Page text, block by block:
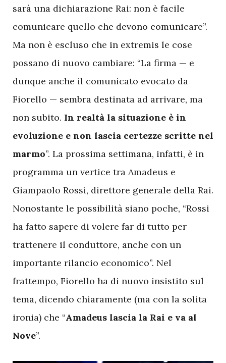
sarà una dichiarazione Rai: non è facile
comunicare quello che devono comunicare”.
Ma non è escluso che in extremis le cose
possano di nuovo cambiare: “La firma — e
dunque anche il comunicato evocato da
Fiorello — sembra destinata ad arrivare, ma
non subito. In realtà la situazione è in
evoluzione e non lascia certezze scritte nel
marmo”. La prossima settimana, infatti, è in
programma un vertice tra Amadeus e
Giampaolo Rossi, direttore generale della Rai.
Nonostante le possibilità siano poche, “Rossi
ha fatto sapere di volere far di tutto per
trattenere il conduttore, anche con un
importante rilancio economico”. Nel
frattempo, Fiorello ha di nuovo insistito sul
tema, dicendo chiaramente (ma con la solita
ironia) che “Amadeus lascia la Rai e va al
Nove”.